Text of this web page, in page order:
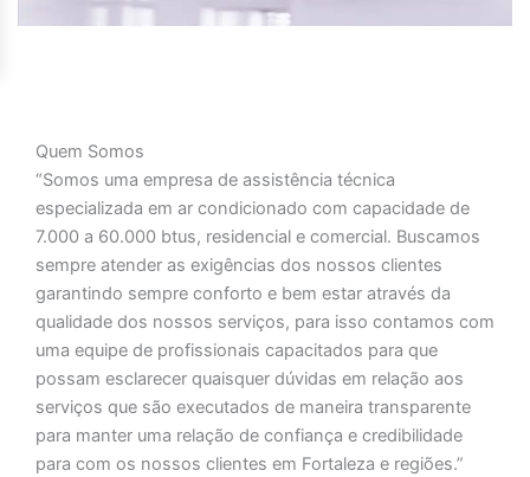
Quem Somos
“Somos uma empresa de assistência técnica
especializada em ar condicionado com capacidade de
7.000 a 60.000 btus, residencial e comercial. Buscamos
sempre atender as exigências dos nossos clientes
garantindo sempre conforto e bem estar através da
qualidade dos nossos serviços, para isso contamos com
uma equipe de profissionais capacitados para que
possam esclarecer quaisquer dúvidas em relação aos
serviços que são executados de maneira transparente
para manter uma relação de confiança e credibilidade
para com os nossos clientes em Fortaleza e regiões.”